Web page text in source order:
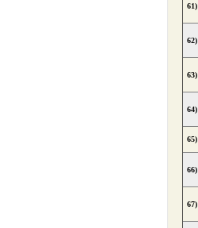
61)
62)
63)
64)
65)
66)
67)